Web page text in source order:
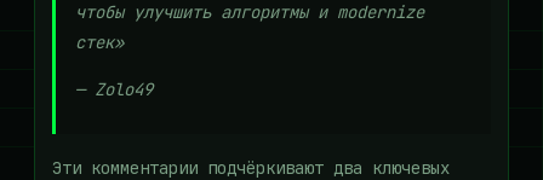
чтобы улучшить алгоритмы и modernize
стек»
— Zolo49
Эти комментарии подчёркивают два ключевых